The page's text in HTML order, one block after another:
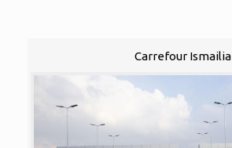
Carrefour Ismailia